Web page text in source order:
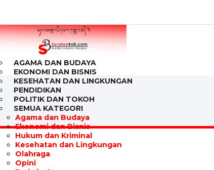
AGAMA DAN BUDAYA
EKONOMI DAN BISNIS
KESEHATAN DAN LINGKUNGAN
PENDIDIKAN
POLITIK DAN TOKOH
SEMUA KATEGORI
Agama dan Budaya
Ekonomi dan Bisnis
Hukum dan Kriminal
Kesehatan dan Lingkungan
Olahraga
Opini